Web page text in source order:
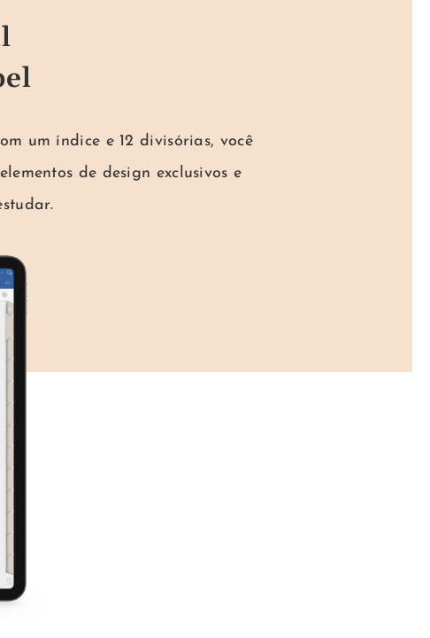
um índice e 12 divisórias, você
de design exclusivos e